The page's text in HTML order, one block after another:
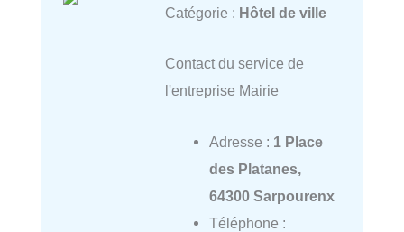
Catégorie : Hôtel de ville
Contact du service de
l'entreprise Mairie
Adresse : 1 Place
des Platanes,
64300 Sarpourenx
Téléphone :